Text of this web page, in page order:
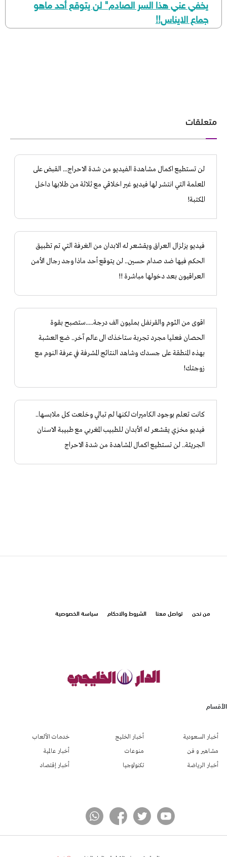
يخفي عني هذا السر الصادم" لن يتوقع أحد ماهو
جماع الايناس!!
متعلقات
لن تستطيع اكمال مشاهدة الفيديو من شدة الاحراج... القبض على
المعلمة التي انتشر لها فيديو غير اخلاقي مع ثلاثة من طلابها داخل
المكتبة!
فيديو يزلزال العراق ويقشعر له الابدان من الغرفة التي تم تطبيق
الحكم فيها ضد صدام حسين.. لن يتوقع أحد ماذا وجد رجال الأمن
العراقيون بعد دخولها مباشرة !!
اقوى من الثوم والقرنفل بمليون الف درجة.....ستصبح بقوة
الحصان فعليا مجرد تجربة ستاخذك الى عالم آخر.. ضع العشبة
بهذه المنطقة على جسدك وشاهد النتائج المشرفة في عرفة النوم مع
زوجتك!
كانت تعلم بوجود الكاميرات لكنها لم تبالي وخلعت كل ملابسها..
فيديو مخزي يقشعر له الأبدان للطبيب المغربي مع طبيبة الاسنان
الجريئة.. لن تستطيع اكمال المشاهدة من شدة الاحراج
من نحن تواصل معنا الشروط والاحكام سياسة الخصوصية
الأقسام
أخبار السعودية
مشاهير و فن
أخبار الرياضة
أخبار الخليج
منوعات
تكنولوجيا
خدمات الألعاب
أخبار عالمية
أخبار إقتصاد